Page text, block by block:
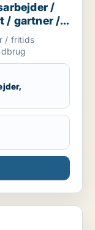
/
/ gartner /
/ fritids
/ murer